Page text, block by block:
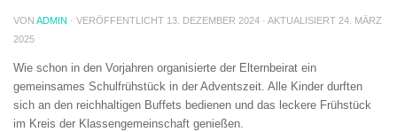
VON ADMIN · VERÖFFENTLICHT 13. DEZEMBER 2024 · AKTUALISIERT 24. MÄRZ
2025
Wie schon in den Vorjahren organisierte der Elternbeirat ein
gemeinsames Schulfrühstück in der Adventszeit. Alle Kinder durften
sich an den reichhaltigen Buffets bedienen und das leckere Frühstück
im Kreis der Klassengemeinschaft genießen.